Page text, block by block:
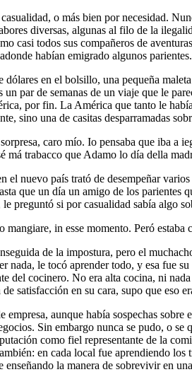
o más bien por necesidad.
diversas, algunas al filo de la
casi todos sus compañeros de
habían emigrado algunos parientes.
dólares en el bolsillo, una pequeña
un par de semanas de un viaje que le
por fin. La América que tanto le
sino una de casitas desparramadas
caro mío. Io pensaba que iba a
má trabacco que Adamo lo día della
el nuevo país trató de desempeñar
que un día un amigo de los parientes
preguntó si por casualidad sabía algo
mangiare, in esse momento. Peró
de la impostura, pero el
nada, le tocó aprender todo, y esa fue
del cocinero. No era alta cocina, ni
satisfacción en su cara, supo que eso
empresa, aunque había sospechas
Sin embargo nunca se pudo, o
como fiel representante de la
en cada local fue aprendiendo
la manera de sobrevivir en